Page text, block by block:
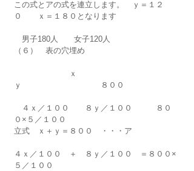
この式とアの式を連立します。　ｙ＝１２
０　　ｘ＝１８０となります
男子180人　　女子120人
（６）　表の穴埋め
ｘ
ｙ　　　　　　　　　　８００
４ｘ／１００　　８ｙ／１００　　　８０
０×５／１００
立式　ｘ＋ｙ＝８００　・・・ア
４ｘ／１００　＋　８ｙ／１００　＝８００×
５／１００